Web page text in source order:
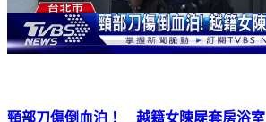
頸部刀傷倒血泊！ 越籍女陳屍套房浴室